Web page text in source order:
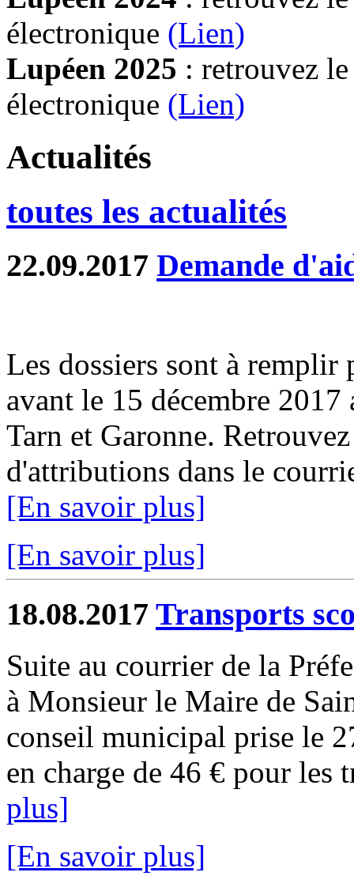
électronique (Lien)
Lupéen 2025 : retrouvez
électronique (Lien)
Actualités
toutes les actualités
22.09.2017 Demande
Les dossiers sont à remplir
avant le 15 décembre
Tarn et Garonne.
d'attributions dans le
[En savoir plus]
[En savoir plus]
18.08.2017 Transports
Suite au courrier de la
à Monsieur le Maire de
conseil municipal prise le
en charge de 46 € pour les
plus]
[En savoir plus]